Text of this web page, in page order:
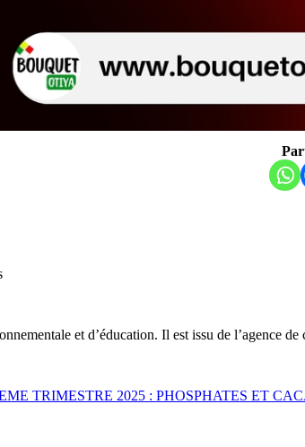
et d’éducation. Il est issu de
TRIMESTRE 2025 : PHOSPHATES ET